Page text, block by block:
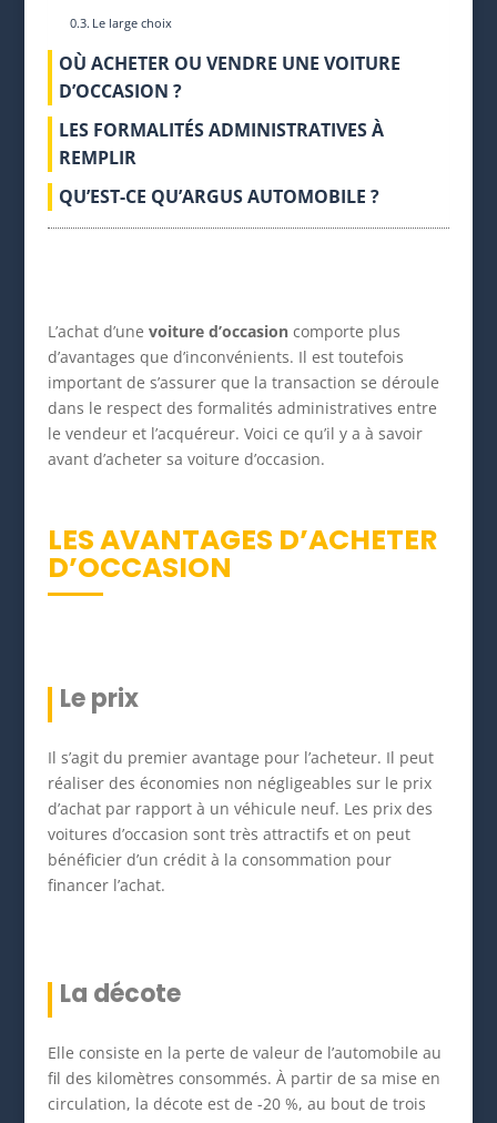
Le large choix
OÙ ACHETER OU VENDRE UNE VOITURE
D’OCCASION ?
LES FORMALITÉS ADMINISTRATIVES À
REMPLIR
QU’EST-CE QU’ARGUS AUTOMOBILE ?
L’achat d’une voiture d’occasion comporte plus
d’avantages que d’inconvénients. Il est toutefois
important de s’assurer que la transaction se déroule
dans le respect des formalités administratives entre
le vendeur et l’acquéreur. Voici ce qu’il y a à savoir
avant d’acheter sa voiture d’occasion.
LES AVANTAGES D’ACHETER
D’OCCASION
Le prix
Il s’agit du premier avantage pour l’acheteur. Il peut
réaliser des économies non négligeables sur le prix
d’achat par rapport à un véhicule neuf. Les prix des
voitures d’occasion sont très attractifs et on peut
bénéficier d’un crédit à la consommation pour
financer l’achat.
La décote
Elle consiste en la perte de valeur de l’automobile au
fil des kilomètres consommés. À partir de sa mise en
circulation, la décote est de -20 %, au bout de trois